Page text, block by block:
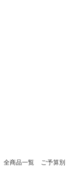
全商品一覧
ご予算別